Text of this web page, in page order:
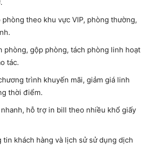
phòng theo khu vực VIP, phòng thường,
phòng, gộp phòng, tách phòng linh hoạt
tác.
trình khuyến mãi, giảm giá linh
thời điểm.
hỗ trợ in bill theo nhiều khổ giấy
tin khách hàng và lịch sử sử dụng dịch